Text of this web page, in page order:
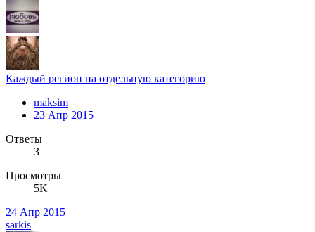
Каждый регион на отдельную категорию
maksim
23 Апр 2015
Ответы
3
Просмотры
5K
24 Апр 2015
sarkis